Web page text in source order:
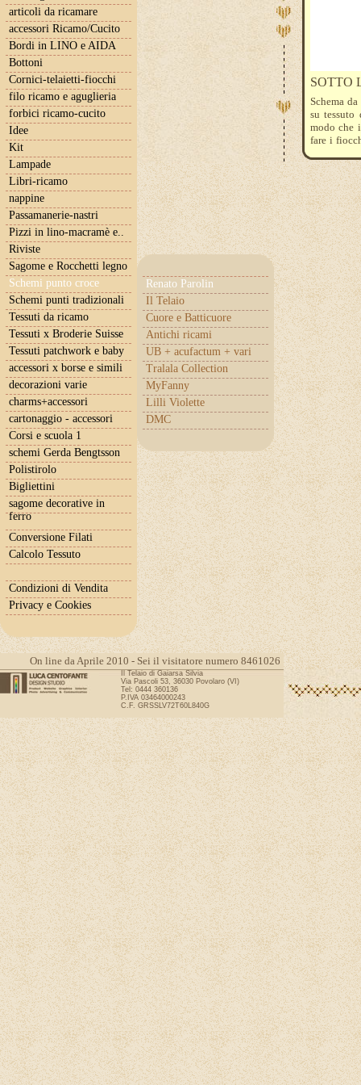
articoli da ricamare
accessori Ricamo/Cucito
Bordi in LINO e AIDA
Bottoni
Cornici-telaietti-fiocchi
filo ricamo e aguglieria
forbici ricamo-cucito
Idee
Kit
Lampade
Libri-ricamo
nappine
Passamanerie-nastri
Pizzi in lino-macramè e..
Riviste
Sagome e Rocchetti legno
Schemi punto croce
Renato Parolin
Il Telaio
Cuore e Batticuore
Antichi ricami
UB + acufactum + vari
Tralala Collection
MyFanny
Lilli Violette
DMC
Schemi punti tradizionali
Tessuti da ricamo
Tessuti x Broderie Suisse
Tessuti patchwork e baby
accessori x borse e simili
decorazioni varie
charms+accessori
cartonaggio - accessori
Corsi e scuola 1
schemi Gerda Bengtsson
Polistirolo
Bigliettini
sagome decorative in
ferro
Conversione Filati
Calcolo Tessuto
Condizioni di Vendita
Privacy e Cookies
SOTTO
Schema
su
modo che
fare i
possiamo
realizzarlo
prezzo si
alla foto .
On line da Aprile 2010 - Sei il visitatore numero 8461026
Il Telaio di Gaiarsa Silvia
Via Pascoli 53, 36030 Povolaro (VI)
Tel: 0444 360136
P.IVA 03464000243
C.F. GRSSLV72T60L840G